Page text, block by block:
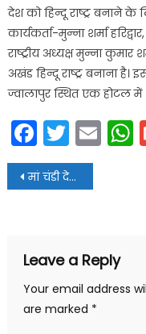
देश को हिन्दू राष्ट्र बनाने
कार्यकर्ता-मुन्ना शर्मा
राष्ट्रीय अध्यक्ष मुन्ना
अखंड हिन्दू राष्ट्र बनाना
ज्वालापुर स्थित एक होटल में
Post
navigation
मां चंडी देवी की आराधना से सकल मनोरथ होते हैं सिद्ध- महंत रोहित गिरी
Leave a Reply
Your email address
are marked *